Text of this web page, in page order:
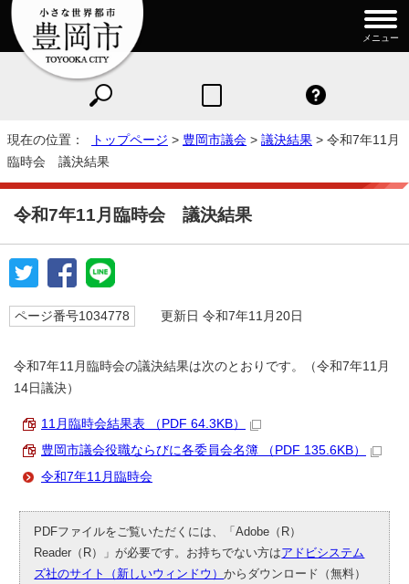
メニュー
現在の位置： トップページ > 豊岡市議会 > 議決結果 > 令和7年11月
臨時会 議決結果
令和7年11月臨時会 議決結果
ページ番号1034778 更新日 令和7年11月20日
令和7年11月臨時会の議決結果は次のとおりです。（令和7年11月
14日議決）
11月臨時会結果表 （PDF 64.3KB）
豊岡市議会役職ならびに各委員会名簿 （PDF 135.6KB）
令和7年11月臨時会
PDFファイルをご覧いただくには、「Adobe（R）
Reader（R）」が必要です。お持ちでない方はアドビシステム
ズ社のサイト（新しいウィンドウ）からダウンロード（無料）